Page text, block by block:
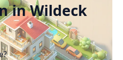
in Wildeck